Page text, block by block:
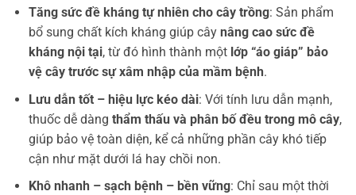
Tăng sức đề kháng tự nhiên cho cây trồng: Sản phẩm
bổ sung chất kích kháng giúp cây nâng cao sức đề
kháng nội tại, từ đó hình thành một lớp “áo giáp” bảo
vệ cây trước sự xâm nhập của mầm bệnh.
Lưu dẫn tốt – hiệu lực kéo dài: Với tính lưu dẫn mạnh,
thuốc dễ dàng thẩm thấu và phân bố đều trong mô cây,
giúp bảo vệ toàn diện, kể cả những phần cây khó tiếp
cận như mặt dưới lá hay chồi non.
Khô nhanh – sạch bệnh – bền vững: Chỉ sau một thời